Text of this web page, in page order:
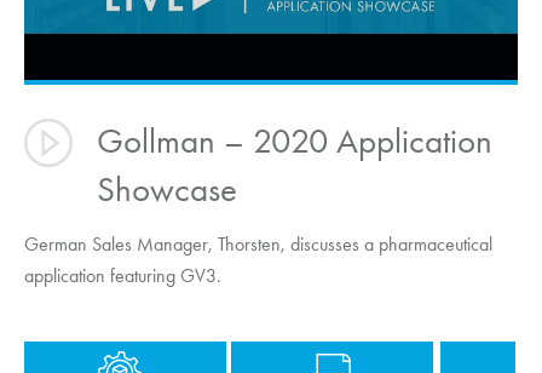
Gollman – 2020 Application
Showcase
German Sales Manager, Thorsten, discusses a pharmaceutical
application featuring GV3.